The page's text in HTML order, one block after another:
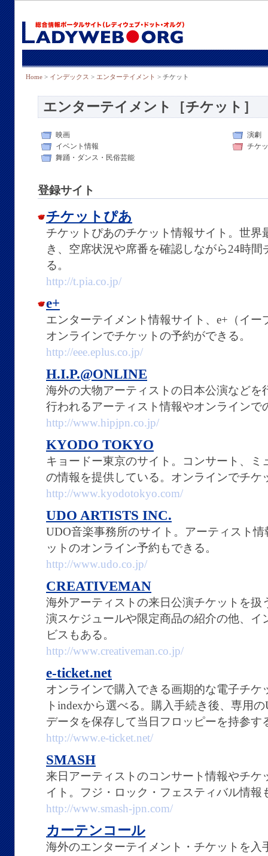
Home > インデックス > エンターテイメント > チケット
エンターテイメント［チケット］
映画
演劇
イベント情報
チケ
舞踊・ダンス・民俗芸能
登録サイト
チケットぴあ
チケットぴあのチケット情報サイト。世界
き、空席状況や席番を確認しながら24時
る。
http://t.pia.co.jp/
e+
エンターテイメント情報サイト、e+（イ
オンラインでチケットの予約ができる。
http://eee.eplus.co.jp/
H.I.P.@ONLINE
海外の大物アーティストの日本公演などを
行われるアーティスト情報やオンラインで
http://www.hipjpn.co.jp/
KYODO TOKYO
キョードー東京のサイト。コンサート、
の情報を提供している。オンラインでチケ
http://www.kyodotokyo.com/
UDO ARTISTS INC.
UDO音楽事務所のサイト。アーティスト
ットのオンライン予約もできる。
http://www.udo.co.jp/
CREATIVEMAN
海外アーティストの来日公演チケットを
演スケジュールや限定商品の紹介の他、イ
ビスもある。
http://www.creativeman.co.jp/
e-ticket.net
オンラインで購入できる画期的な電子チ
トindexから選べる。購入手続き後、専用
データを保存して当日フロッピーを持参す
http://www.e-ticket.net/
SMASH
来日アーティストのコンサート情報やチケ
イト。フジ・ロック・フェスティバル情報
http://www.smash-jpn.com/
カーテンコール
海外のエンターテイメント・チケットを入